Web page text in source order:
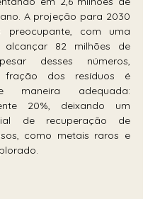
A projeção para 2030
preocupante, com uma
alcançar 82 milhões de
desses números,
fração dos resíduos é
maneira adequada:
20%, deixando um
de recuperação de
como metais raros e